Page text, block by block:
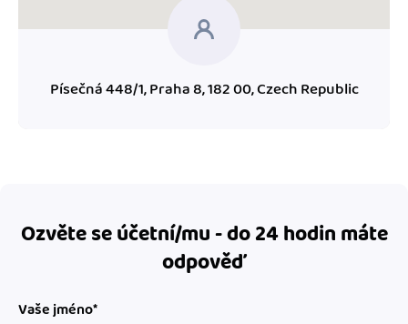
Písečná 448/1, Praha 8, 182 00, Czech Republic
Ozvěte se účetní/mu - do 24 hodin máte
odpověď
Vaše jméno*